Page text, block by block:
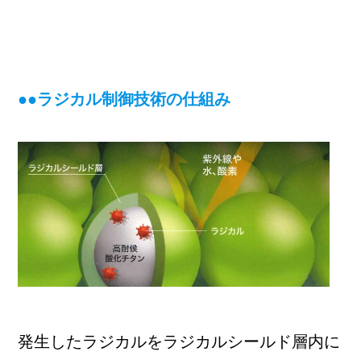
●●ラジカル制御技術の仕組み
発生したラジカルをラジカルシールド層内に